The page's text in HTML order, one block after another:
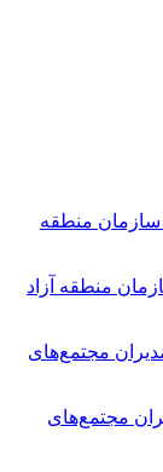
منطقه آزاد
مجتمع‌های